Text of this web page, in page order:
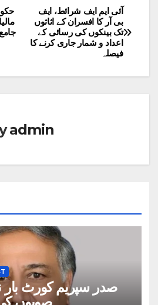
آئی ایم ایف شرائط، ایف
بی آر کا افسران کے اثاثوں
تک بینکوں کی رسائی کے
اعداد و شمار جاری کرنے کا
فیصلہ
admin
صدر سپریم کورٹ بار
صوبوں